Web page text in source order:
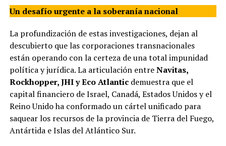
Un desafío urgente a la soberanía nacional
La profundización de estas investigaciones, dejan al
descubierto que las corporaciones transnacionales
están operando con la certeza de una total impunidad
política y jurídica. La articulación entreNavitas,
Rockhopper, JHI y Eco Atlantic demuestra que el
capital financiero de Israel, Canadá, Estados Unidos y el
Reino Unido ha conformado un cártel unificado para
saquear los recursos de la provincia de Tierra del Fuego,
Antártida e Islas del Atlántico Sur.